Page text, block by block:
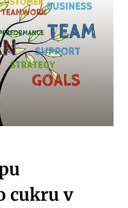
cukru v